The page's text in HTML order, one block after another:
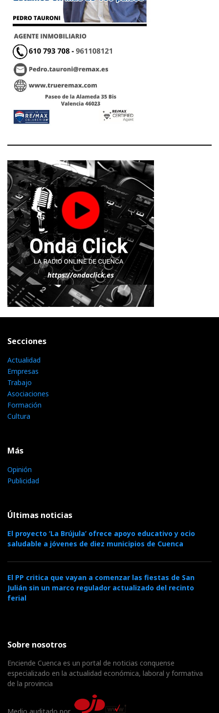
Secciones
Actualidad
Empresas
Trabajo
Asociaciones
Formación
Cultura
Más
Opinión
Publicidad
Últimas noticias
El proyecto ‘La Brújula’ ofrece apoyo educativo y ocio
saludable a jóvenes de diez municipios de Cuenca
El PP critica que vayan a comenzar las fiestas de San
Julián sin un marco regulador actualizado del recinto
ferial
Sobre nosotros
Enciende Cuenca es un portal de noticias conquense
especializado en la actualidad económica, laboral y formativa
de la provincia
Medio auditado por